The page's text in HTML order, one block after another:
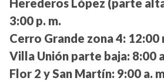
3:00 p. m.
Cerro Grande zona 4: 12:00
Villa Unión parte baja: 8:00
Flor 2 y San Martín: 9:00 a.